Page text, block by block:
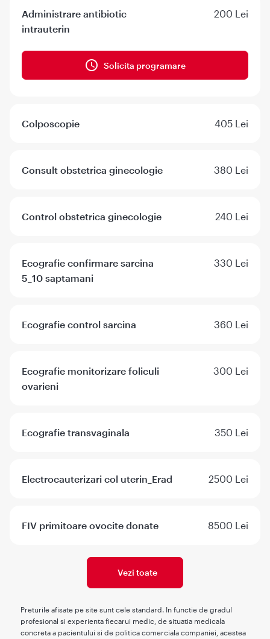
Administrare antibiotic
intrauterin
200 Lei
Solicita programare
Colposcopie 405 Lei
Consult obstetrica ginecologie 380 Lei
Control obstetrica ginecologie 240 Lei
Ecografie confirmare sarcina
5_10 saptamani
330 Lei
Ecografie control sarcina 360 Lei
Ecografie monitorizare foliculi
ovarieni
300 Lei
Ecografie transvaginala 350 Lei
Electrocauterizari col uterin_Erad 2500 Lei
FIV primitoare ovocite donate 8500 Lei
Vezi toate
Preturile afisate pe site sunt cele standard. In functie de gradul
profesional si experienta fiecarui medic, de situatia medicala
concreta a pacientului si de politica comerciala companiei, acestea